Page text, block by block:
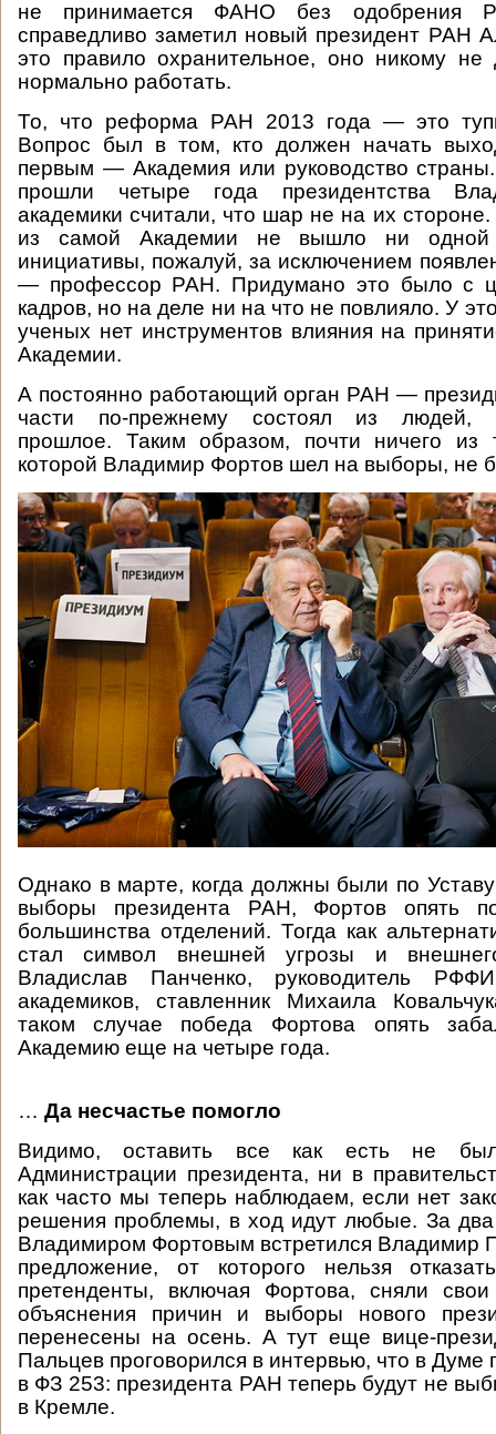
не принимается ФАНО без одобрения
справедливо заметил новый президент РАН
это правило охранительное, оно никому не
нормально работать.
То, что реформа РАН 2013 года — это
Вопрос был в том, кто должен начать
первым — Академия или руководство
прошли четыре года президентства
академики считали, что шар не на их
из самой Академии не вышло ни одной
инициативы, пожалуй, за исключением
— профессор РАН. Придумано это было с
кадров, но на деле ни на что не повлияло. У
ученых нет инструментов влияния на
Академии.
А постоянно работающий орган РАН —
части по-прежнему состоял из людей,
прошлое. Таким образом, почти ничего из
которой Владимир Фортов шел на выборы, не
Однако в марте, когда должны были по
выборы президента РАН, Фортов опять
большинства отделений. Тогда как
стал символ внешней угрозы и
Владислав Панченко, руководитель
академиков, ставленник Михаила
таком случае победа Фортова опять
Академию еще на четыре года.
… Да несчастье помогло
Видимо, оставить все как есть не
Администрации президента, ни в
как часто мы теперь наблюдаем, если нет
решения проблемы, в ход идут любые. За
Владимиром Фортовым встретился Владимир
предложение, от которого нельзя
претенденты, включая Фортова, сняли
объяснения причин и выборы нового
перенесены на осень. А тут еще вице-
Пальцев проговорился в интервью, что в Думе
в ФЗ 253: президента РАН теперь будут не
в Кремле.